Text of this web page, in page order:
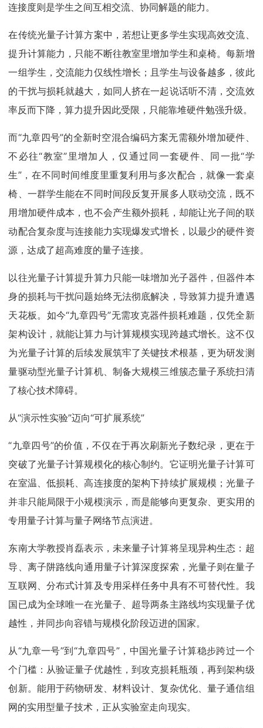
连接度则是学生之间互相交流、协同解题的能力。
在传统光量子计算方案中，若想让更多学生实现高效交流、
提升计算能力，只能不断往教室里增加学生和桌椅。每新增
一组学生，交流能力仅线性增长；且学生与设备越多，彼此
的干扰与损耗就越大，如同人挤在一起说话听不清，交流效
率反而下降，算力提升因此受限，只能靠堆硬件勉强升级。
而“九章四号”的全新时空混合编码方案无需额外增加硬件、
不必往“教室”里增加人，仅通过同一套硬件、同一批“学
生”，在不同时间维度里重复利用与多次配合，就像一套桌
椅、一群学生能在不同时间段反复开展多人联动交流，既不
用增加硬件成本，也不会产生额外损耗，却能让光子间的联
动配合复杂度与连接能力实现爆发式增长，以最少的硬件资
源，达成了超高难度的量子连接。
以往光量子计算提升算力只能一味增加光子器件，但器件本
身的损耗与干扰问题始终无法彻底解决，导致算力提升遭遇
天花板。如今“九章四号”无需攻克器件损耗难题，仅凭全新
架构设计，就能让算力与计算规模实现跨越式增长。这不仅
为光量子计算的后续发展筑牢了关键技术根基，更为研发测
量驱动型光量子计算机、制备大规模三维簇态量子系统扫清
了核心技术障碍。
从“演示性实验”迈向“可扩展系统”
“九章四号”的价值，不仅在于再次刷新光子数纪录，更在于
突破了光量子计算规模化的核心制约。它证明光量子计算可
在室温、低损耗、高连接度的架构下持续扩展规模；光量子
并非只能局限于小规模演示，而是能够向更复杂、更实用的
专用量子计算与量子网络节点演进。
东南大学教授肖磊表示，未来量子计算将呈现异构生态：超
导、离子阱路线向通用量子计算深度探索，光量子则在量子
互联网、分布式计算及专用采样任务中具有不可替代性。我
国已成为全球唯一在光量子、超导两条主路线均实现量子优
越性，并同步向容错与规模化阶段迈进的国家。
从“九章一号”到“九章四号”，中国光量子计算稳步跨过一个
个门槛：从验证量子优越性，到攻克损耗瓶颈，再到架构级
创新。能用于药物研发、材料设计、复杂优化、量子通信组
网的实用型量子技术，正从实验室走向现实。